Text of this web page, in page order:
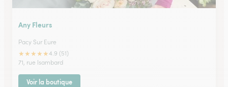
Any Fleurs
Pacy Sur Eure
★★★★★4.9 (51)
71, rue Isambard
Voir la boutique